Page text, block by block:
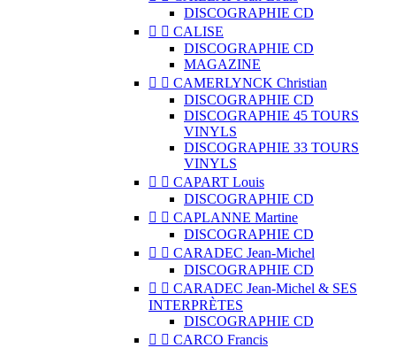
DISCOGRAPHIE CD
  CALISE
DISCOGRAPHIE CD
MAGAZINE
  CAMERLYNCK Christian
DISCOGRAPHIE CD
DISCOGRAPHIE 45 TOURS
VINYLS
DISCOGRAPHIE 33 TOURS
VINYLS
  CAPART Louis
DISCOGRAPHIE CD
  CAPLANNE Martine
DISCOGRAPHIE CD
  CARADEC Jean-Michel
DISCOGRAPHIE CD
  CARADEC Jean-Michel & SES
INTERPRÈTES
DISCOGRAPHIE CD
  CARCO Francis